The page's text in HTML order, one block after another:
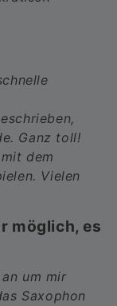
Ganz toll!
dem
Vielen
möglich, es
um mir
Saxophon